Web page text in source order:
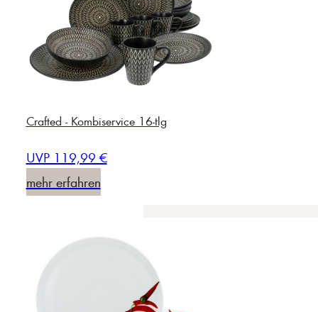
Crafted - Kombiservice 16-tlg
UVP 119,99 €
mehr erfahren